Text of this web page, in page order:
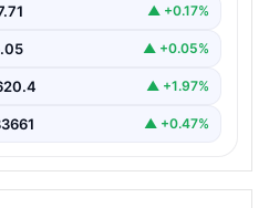
▲ +0.17%
▲ +0.05%
▲ +1.97%
▲ +0.47%